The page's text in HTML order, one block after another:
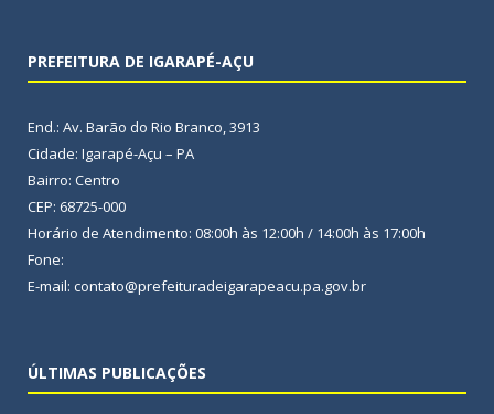
PREFEITURA DE IGARAPÉ-AÇU
End.: Av. Barão do Rio Branco, 3913
Cidade: Igarapé-Açu – PA
Bairro: Centro
CEP: 68725-000
Horário de Atendimento: 08:00h às 12:00h / 14:00h às 17:00h
Fone:
E-mail: contato@prefeituradeigarapeacu.pa.gov.br
ÚLTIMAS PUBLICAÇÕES